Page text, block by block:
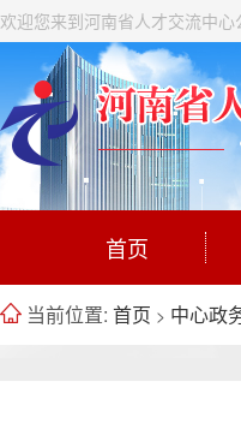
欢迎您来到河南省人才交流中心
首页
当前位置: 首页 > 中心政